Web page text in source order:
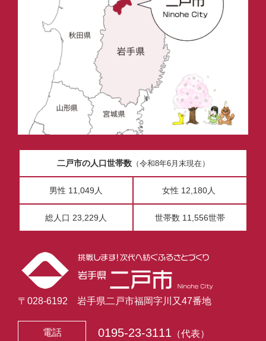
二戸市の人口世帯数（令和8年6月末現在）
男性 11,049人 女性 12,180人
総人口 23,229人 世帯数 11,556世帯
〒028-6192 岩手県二戸市福岡字川又47番地
電話 0195-23-3111 （代表）